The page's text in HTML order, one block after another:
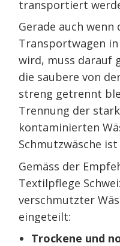
transportiert
Gerade auch wenn
Transportwagen
wird, muss darauf
die saubere von
streng getrennt
Trennung der
kontaminierten
Schmutzwäsche
Gemäss der
Textilpflege
verschmutzter
eingeteilt:
Trockene und